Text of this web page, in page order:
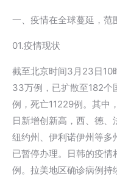
一、疫情在全球蔓延，范
01.疫情现状
截至北京时间3月23日10
33万例，已扩散至182个
例，死亡11229例。其中
日新增创新高，西、德、
纽约州、伊利诺伊州等多
已暂停办理。日韩的疫
例。拉美地区确诊病例持